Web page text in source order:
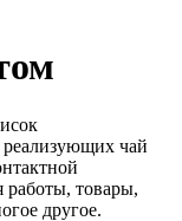
чай
товары,
другое.